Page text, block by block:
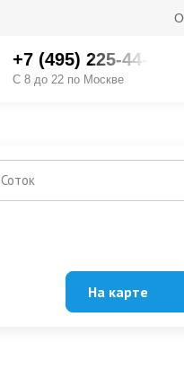
О
+7 (495) 225-44-XX
С 8 до 22 по Москве
Соток
На карте